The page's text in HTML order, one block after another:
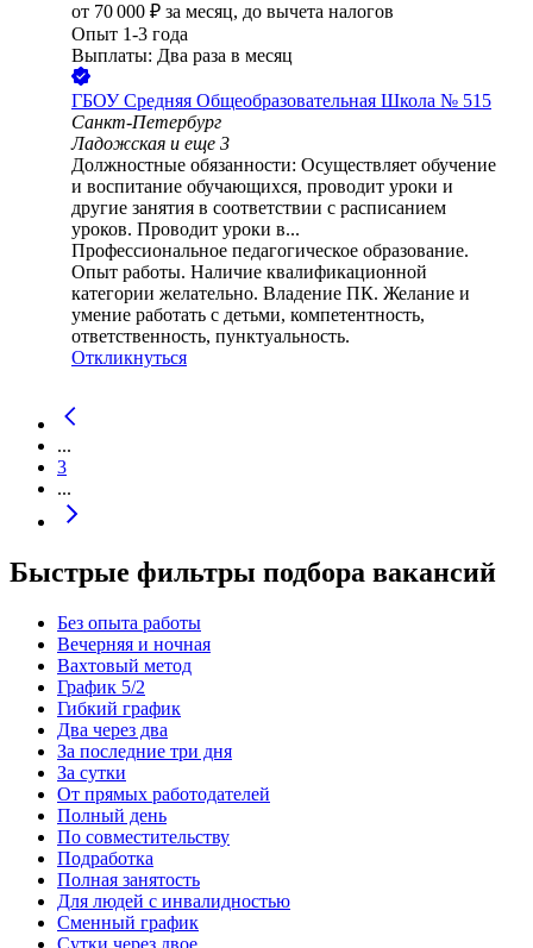
от 70 000 ₽ за месяц, до вычета налогов
Опыт 1-3 года
Выплаты: Два раза в месяц
ГБОУ Средняя Общеобразовательная Школа № 515
Санкт-Петербург
Ладожская и еще 3
Должностные обязанности: Осуществляет обучение
и воспитание обучающихся, проводит уроки и
другие занятия в соответствии с расписанием
уроков. Проводит уроки в...
Профессиональное педагогическое образование.
Опыт работы. Наличие квалификационной
категории желательно. Владение ПК. Желание и
умение работать с детьми, компетентность,
ответственность, пунктуальность.
Откликнуться
...
3
...
Быстрые фильтры подбора вакансий
Без опыта работы
Вечерняя и ночная
Вахтовый метод
График 5/2
Гибкий график
Два через два
За последние три дня
За сутки
От прямых работодателей
Полный день
По совместительству
Подработка
Полная занятость
Для людей с инвалидностью
Сменный график